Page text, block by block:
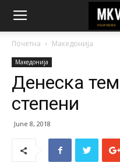
Почетна Македонија
Македонија
Денеска
степени
June 8, 2018